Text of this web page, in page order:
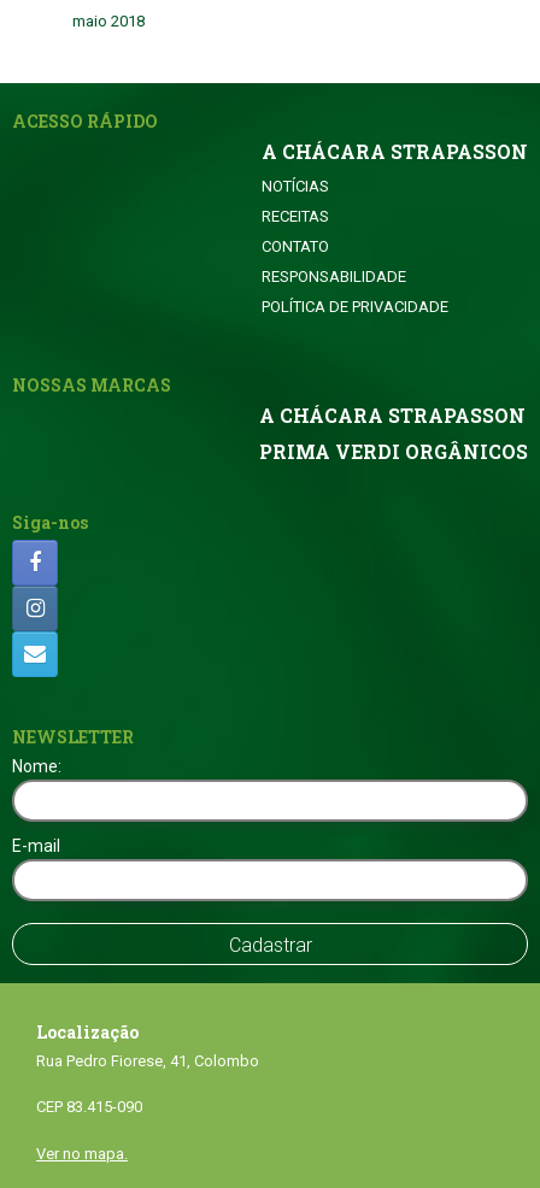
maio 2018
ACESSO RÁPIDO
A CHÁCARA STRAPASSON
NOTÍCIAS
RECEITAS
CONTATO
RESPONSABILIDADE
POLÍTICA DE PRIVACIDADE
NOSSAS MARCAS
A CHÁCARA STRAPASSON
PRIMA VERDI ORGÂNICOS
Siga-nos
NEWSLETTER
Nome:
E-mail
Localização
Rua Pedro Fiorese, 41, Colombo
CEP 83.415-090
Ver no mapa.